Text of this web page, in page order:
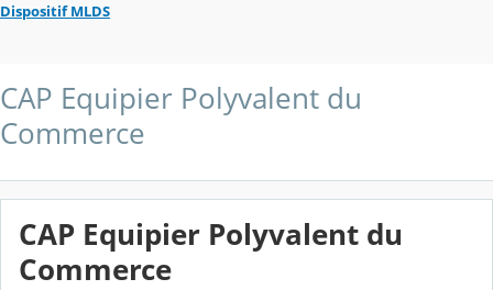
Dispositif MLDS
CAP Equipier Polyvalent du
Commerce
CAP Equipier Polyvalent du
Commerce